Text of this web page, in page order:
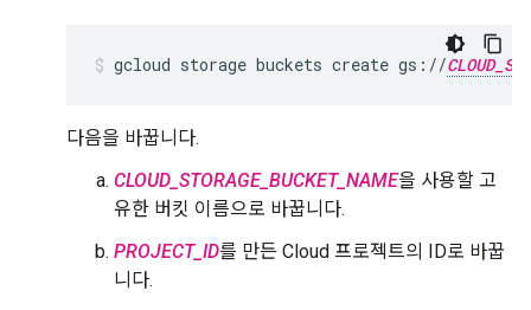
gcloud storage buckets create gs://
다음을 바꿉니다.
CLOUD_STORAGE_BUCKET_NAME을 사용할 고
유한 버킷 이름으로 바꿉니다.
PROJECT_ID를 만든 Cloud 프로젝트의 ID로 바꿉
니다.